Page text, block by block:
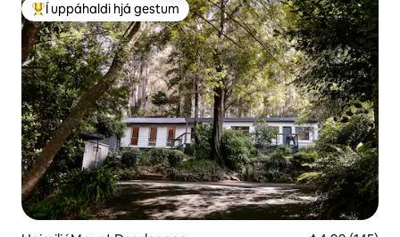
Í mestu uppáhaldi hjá gestum
Í uppáhaldi hjá gestum